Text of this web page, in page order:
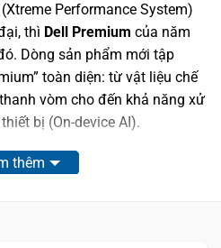
Performance System)
thì Dell Premium của năm
Dòng sản phẩm mới tập
toàn diện: từ vật liệu chế
vòm cho đến khả năng xử
bị (On-device AI).
thêm